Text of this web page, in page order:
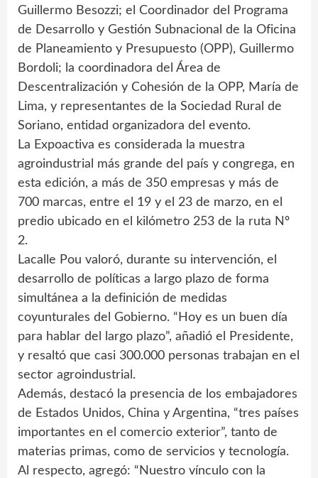
Guillermo Besozzi; el Coordinador del Programa
de Desarrollo y Gestión Subnacional de la Oficina
de Planeamiento y Presupuesto (OPP), Guillermo
Bordoli; la coordinadora del Área de
Descentralización y Cohesión de la OPP, María de
Lima, y representantes de la Sociedad Rural de
Soriano, entidad organizadora del evento.
La Expoactiva es considerada la muestra
agroindustrial más grande del país y congrega, en
esta edición, a más de 350 empresas y más de
700 marcas, entre el 19 y el 23 de marzo, en el
predio ubicado en el kilómetro 253 de la ruta Nº
2.
Lacalle Pou valoró, durante su intervención, el
desarrollo de políticas a largo plazo de forma
simultánea a la definición de medidas
coyunturales del Gobierno. “Hoy es un buen día
para hablar del largo plazo”, añadió el Presidente,
y resaltó que casi 300.000 personas trabajan en el
sector agroindustrial.
Además, destacó la presencia de los embajadores
de Estados Unidos, China y Argentina, “tres países
importantes en el comercio exterior”, tanto de
materias primas, como de servicios y tecnología.
Al respecto, agregó: “Nuestro vínculo con la